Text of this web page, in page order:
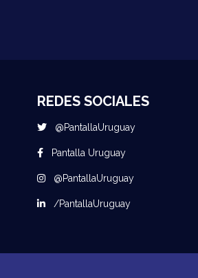
REDES SOCIALES
@PantallaUruguay
Pantalla Uruguay
@PantallaUruguay
/PantallaUruguay